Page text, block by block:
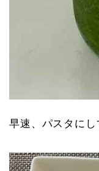
早速、パスタに